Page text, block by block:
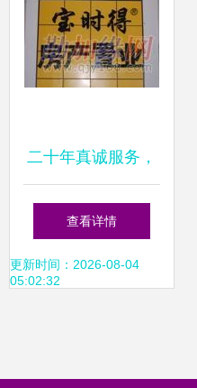
二十年真诚服务，
筑就包头滨河二手
房交易信赖之选
查看详情
更新时间：2026-08-04
05:02:32